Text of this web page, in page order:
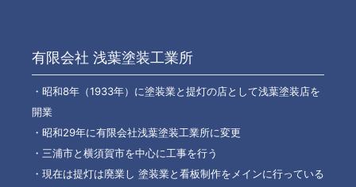
有限会社 浅葉塗装工業所
・昭和8年（1933年）に塗装業と提灯の店として浅葉塗装店を
開業
・昭和29年に有限会社浅葉塗装工業所に変更
・三浦市と横須賀市を中心に工事を行う
・現在は提灯は廃業し 塗装業と看板制作をメインに行っている